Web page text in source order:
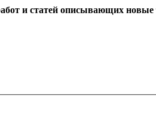
и статей описывающих новые